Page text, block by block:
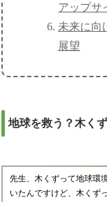
アップサ
未来に向
展望
地球を救う？木く
先生、木くずって地球環
いたんですけど、木くず